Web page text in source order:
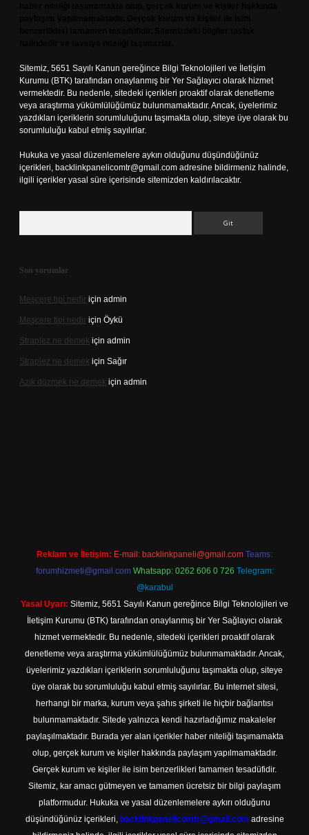
Sitemiz, 5651 Sayılı Kanun gereğince Bilgi Teknolojileri ve İletişim
Kurumu (BTK) tarafından onaylanmış bir Yer Sağlayıcı olarak hizmet
vermektedir. Bu nedenle, sitedeki içerikleri proaktif olarak denetleme
veya araştırma yükümlülüğümüz bulunmamaktadır. Ancak, üyelerimiz
yazdıkları içeriklerin sorumluluğunu taşımakta olup, siteye üye olarak bu
sorumluluğu kabul etmiş sayılırlar.
Hukuka ve yasal düzenlemelere aykırı olduğunu düşündüğünüz
içerikleri, backlinkpanelicomtr@gmail.com adresine bildirmeniz halinde,
ilgili içerikler yasal süre içerisinde sitemizden kaldırılacaktır.
Son yorumlar
Meşcere tipi nedir için admin
Meşcere tipi nedir için Öykü
Straplez ne demek için admin
Straplez ne demek için Sağır
Azık düzmek ne demek için admin
Reklam ve İletişim: E-mail: backlinkpaneli@gmail.com Teams:
forumhizmeti@gmail.com Whatsapp: 0262 606 0 726 Telegram:
@karabul
Yasal Uyarı: Sitemiz, 5651 Sayılı Kanun gereğince Bilgi Teknolojileri ve
İletişim Kurumu (BTK) tarafından onaylanmış bir Yer Sağlayıcı olarak
hizmet vermektedir. Bu nedenle, sitedeki içerikleri proaktif olarak
denetleme veya araştırma yükümlülüğümüz bulunmamaktadır. Ancak,
üyelerimiz yazdıkları içeriklerin sorumluluğunu taşımakta olup, siteye
üye olarak bu sorumluluğu kabul etmiş sayılırlar. Bu internet sitesi,
herhangi bir marka, kurum veya şahıs şirketi ile hiçbir bağlantısı
bulunmamaktadır. Sitede yalnızca kendi hazırladığımız makaleler
paylaşılmaktadır. Burada yer alan içerikler haber niteliği taşımamakta
olup, gerçek kurum ve kişiler hakkında paylaşım yapılmamaktadır.
Gerçek kurum ve kişiler ile isim benzerlikleri tamamen tesadüfidir.
Sitemiz, kar amacı gütmeyen ve tamamen ücretsiz bir bilgi paylaşım
platformudur. Hukuka ve yasal düzenlemelere aykırı olduğunu
düşündüğünüz içerikleri, backlinkpanelicomtr@gmail.com adresine